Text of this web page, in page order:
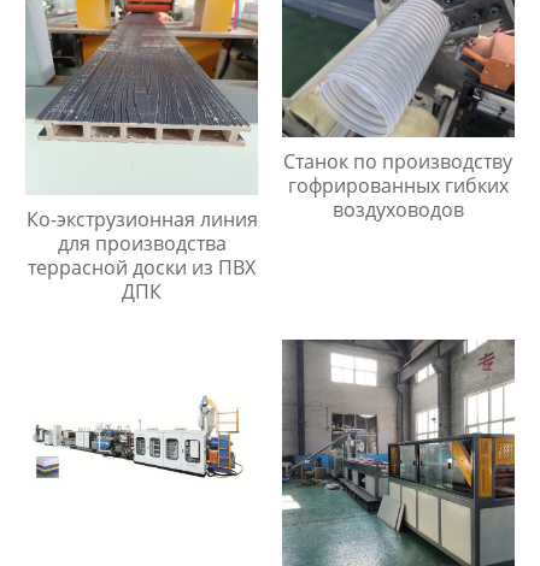
Ко-экструзионная линия
для производства
террасной доски из ПВХ
ДПК
Станок по производству
гофрированных гибких
воздуховодов